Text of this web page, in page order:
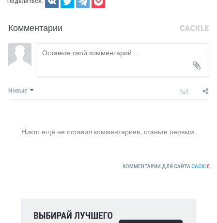
Комментарии
Новые
Никто ещё не оставил комментариев, станьте первым.
КОММЕНТАРИИ ДЛЯ САЙТА CACKLE